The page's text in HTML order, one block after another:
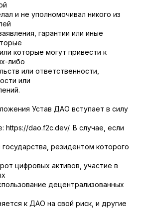
и не уполномочивал никого из
гарантии или иные
которые могут привести к
либо
или ответственности,
или
Устав ДАО вступает в силу
https://dao.f2c.dev/. В случае, если
резидентом которого
цифровых активов, участие в
децентрализованных
к ДАО на свой риск, и другие